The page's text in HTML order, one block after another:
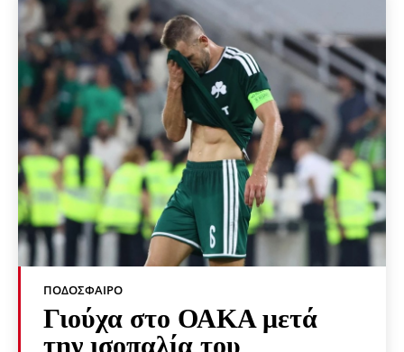
ΠΟΔΌΣΦΑΙΡΟ
Γιούχα στο ΟΑΚΑ μετά
την ισοπαλία του